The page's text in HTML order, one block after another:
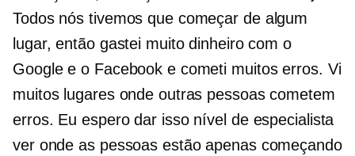
Todos nós tivemos que começar de algum
lugar, então gastei muito dinheiro com o
Google e o Facebook e cometi muitos erros. Vi
muitos lugares onde outras pessoas cometem
erros. Eu espero dar isso nível de especialista
ver onde as pessoas estão apenas começando